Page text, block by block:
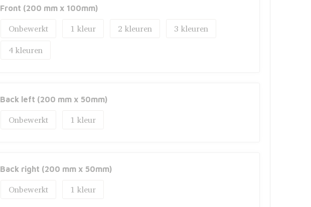
Front (200 mm x 100mm)
Onbewerkt 1 2
3
4
Back left (200 mm x 50mm)
Onbewerkt 1
Back right (200 mm x 50mm)
Onbewerkt 1